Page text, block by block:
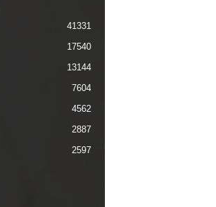
41331
17540
13144
7604
4562
2887
2597